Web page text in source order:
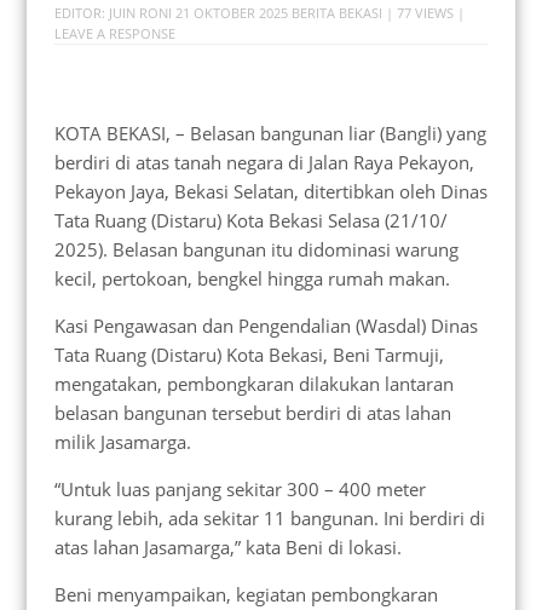
EDITOR: JUIN RONI 21 OKTOBER 2025 BERITA BEKASI | 77 VIEWS |
LEAVE A RESPONSE
KOTA BEKASI, – Belasan bangunan liar (Bangli) yang
berdiri di atas tanah negara di Jalan Raya Pekayon,
Pekayon Jaya, Bekasi Selatan, ditertibkan oleh Dinas
Tata Ruang (Distaru) Kota Bekasi Selasa (21/10/
2025). Belasan bangunan itu didominasi warung
kecil, pertokoan, bengkel hingga rumah makan.
Kasi Pengawasan dan Pengendalian (Wasdal) Dinas
Tata Ruang (Distaru) Kota Bekasi, Beni Tarmuji,
mengatakan, pembongkaran dilakukan lantaran
belasan bangunan tersebut berdiri di atas lahan
milik Jasamarga.
“Untuk luas panjang sekitar 300 – 400 meter
kurang lebih, ada sekitar 11 bangunan. Ini berdiri di
atas lahan Jasamarga,” kata Beni di lokasi.
Beni menyampaikan, kegiatan pembongkaran